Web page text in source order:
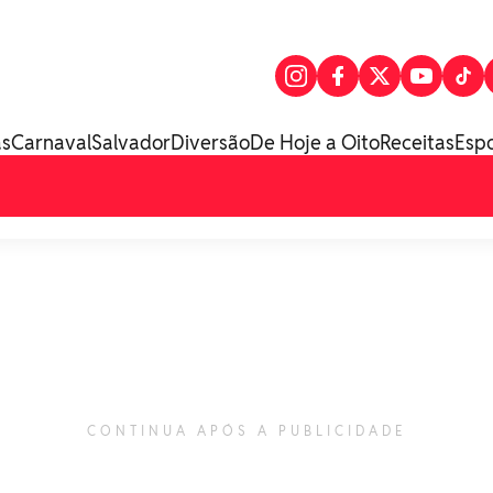
CarnavalSalvadorDiversãoDe Hoje a OitoReceitas
CONTINUA APÓS A PUBLICIDADE